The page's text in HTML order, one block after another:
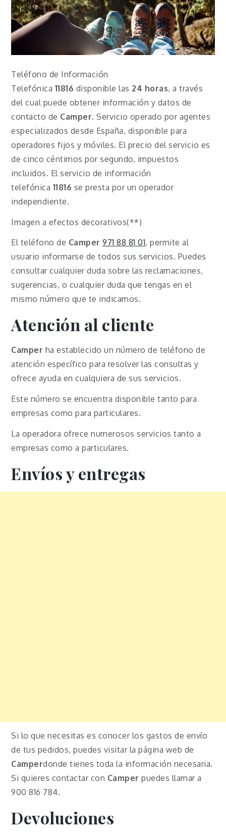
Teléfono de Información
Telefónica 11816 disponible las 24 horas, a través
del cual puede obtener información y datos de
contacto de Camper. Servicio operado por agentes
especializados desde España, disponible para
operadores fijos y móviles. El precio del servicio es
de cinco céntimos por segundo, impuestos
incluidos. El servicio de información
telefónica 11816 se presta por un operador
independiente.
Imagen a efectos decorativos(**)
El teléfono de Camper 971 88 81 01, permite al
usuario informarse de todos sus servicios. Puedes
consultar cualquier duda sobre las reclamaciones,
sugerencias, o cualquier duda que tengas en el
mismo número que te indicamos.
Atención al cliente
Camper ha establecido un número de teléfono de
atención específico para resolver las consultas y
ofrece ayuda en cualquiera de sus servicios.
Este número se encuentra disponible tanto para
empresas como para particulares.
La operadora ofrece numerosos servicios tanto a
empresas como a particulares.
Envíos y entregas
Si lo que necesitas es conocer los gastos de envío
de tus pedidos, puedes visitar la página web de
Camperdonde tienes toda la información necesaria.
Si quieres contactar con Camper puedes llamar a
900 816 784.
Devoluciones